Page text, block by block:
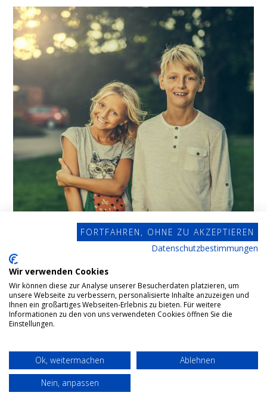
Steuersparmodell “Familie”
Unser Steuersparmodell “Familie” bietet
Optimierung von Vermögensübertragungen
innerhalb der Familie.
FORTFAHREN, OHNE ZU AKZEPTIEREN
Datenschutzbestimmungen
Wir verwenden Cookies
Wir können diese zur Analyse unserer Besucherdaten platzieren, um
unsere Webseite zu verbessern, personalisierte Inhalte anzuzeigen und
Ihnen ein großartiges Webseiten-Erlebnis zu bieten. Für weitere
Informationen zu den von uns verwendeten Cookies öffnen Sie die
Einstellungen.
Ok, weitermachen
Ablehnen
Nein, anpassen